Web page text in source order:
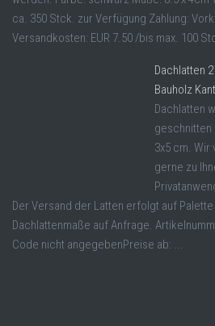
ca. 350 Stck. zur Verfügung Zahlung:
Versandkosten: EUR 7.50 /bis max. 100
Dachlatten
Bauholz
Dachlatten
geschnitten
3x5 cm. Wir
gerne zu
Der Versand der Latten erfolgt auf
Dachlattenmaße auf Anfrage.
Code nicht angegebenPreise ab: ...